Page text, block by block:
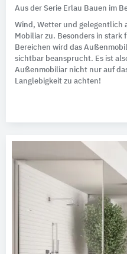
Aus der Serie Erlau Bauen im
Wind, Wetter und gelegentlich
Mobiliar zu. Besonders in
Bereichen wird das
sichtbar beansprucht. Es ist
Außenmobiliar nicht nur auf
Langlebigkeit zu achten!